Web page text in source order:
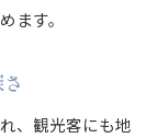
ます。
、観光客にも地